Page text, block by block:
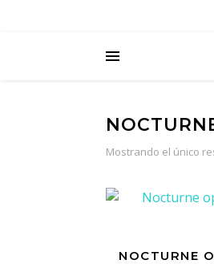
Mostrando el único
NOCTURNE